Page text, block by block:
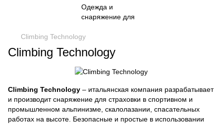
Climbing Technology
Climbing Technology
Climbing Technology – итальянская компания разрабатывает
и производит снаряжение для страховки в спортивном и
промышленном альпинизме, скалолазании, спасательных
работах на высоте. Безопасные и простые в использовании